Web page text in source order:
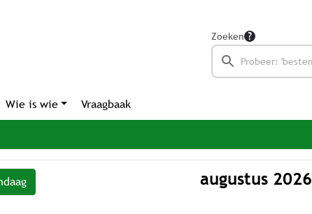
Zoeken
Wie is wie Vraagbaak
augustus 2026